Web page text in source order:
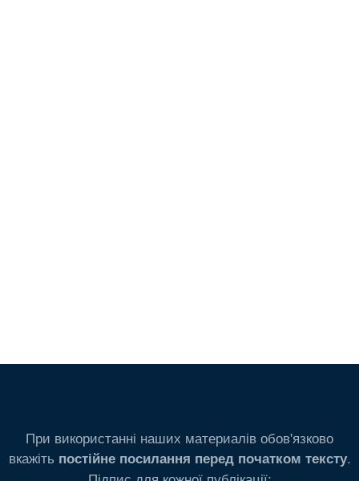
При використанні наших материалів обов'язково
вкажіть постійне посилання перед початком тексту.